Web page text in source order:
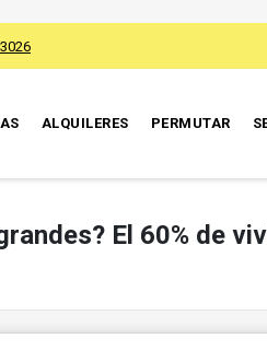
ALQUILERES PERMUTAR
El 60% de